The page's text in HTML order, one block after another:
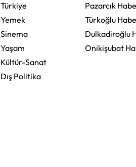
Türkiye
Yemek
Sinema
Yaşam
Kültür-Sanat
Dış Politika
Pazarcık
Türkoğlu
Dulkadiroğlu
Onikişubat